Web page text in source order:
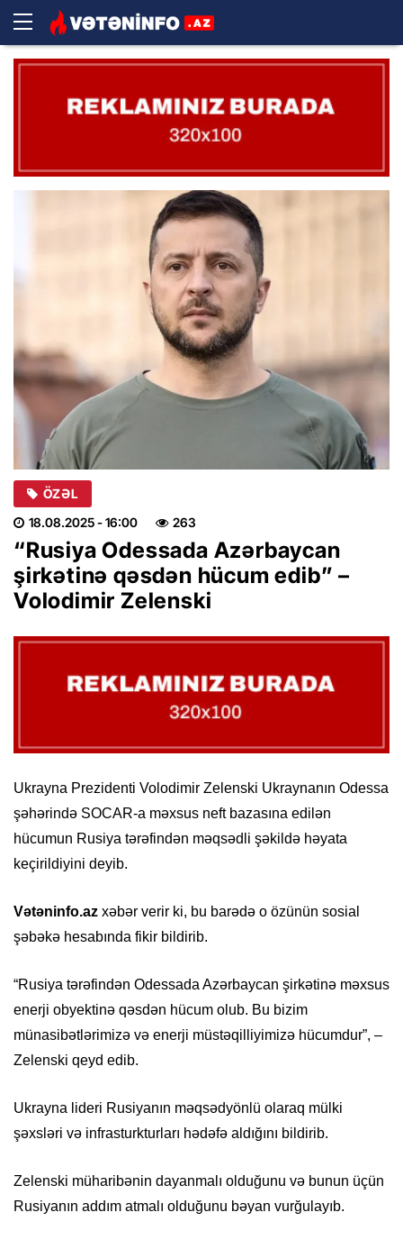
ÖZƏL
18.08.2025- 16:00 263
“Rusiya Odessada Azərbaycan
şirkətinə qəsdən hücum edib” –
Volodimir Zelenski
Ukrayna Prezidenti Volodimir Zelenski Ukraynanın Odessa
şəhərində SOCAR-a məxsus neft bazasına edilən
hücumun Rusiya tərəfindən məqsədli şəkildə həyata
keçirildiyini deyib.
Vətəninfo.az xəbər verir ki, bu barədə o özünün sosial
şəbəkə hesabında fikir bildirib.
“Rusiya tərəfindən Odessada Azərbaycan şirkətinə məxsus
enerji obyektinə qəsdən hücum olub. Bu bizim
münasibətlərimizə və enerji müstəqilliyimizə hücumdur”, –
Zelenski qeyd edib.
Ukrayna lideri Rusiyanın məqsədyönlü olaraq mülki
şəxsləri və infrasturkturları hədəfə aldığını bildirib.
Zelenski müharibənin dayanmalı olduğunu və bunun üçün
Rusiyanın addım atmalı olduğunu bəyan vurğulayıb.